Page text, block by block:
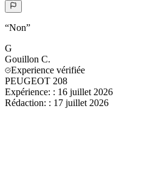
“Non”
G
Gouillon C.
Experience vérifiée
PEUGEOT 208
Expérience: : 16 juillet 2026
Rédaction: : 17 juillet 2026